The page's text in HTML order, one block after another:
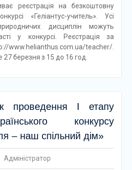
реєстрація на безкоштовну
«Геліантус-учитель». Усі
дисциплін можуть
у конкурсі. Реєстрація за
teacher/.
березня з 15 до 16 год.
проведення І етапу
конкурсу
– наш спільний дім»
Адміністратор